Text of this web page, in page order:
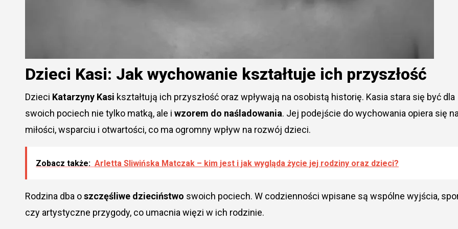
Dzieci Kasi: Jak wychowanie kształtuje ich przyszłość
Dzieci Katarzyny Kasi kształtują ich przyszłość oraz wpływają na osobistą historię. Kasia stara się być dla
swoich pociech nie tylko matką, ale i wzorem do naśladowania. Jej podejście do wychowania opiera się
miłości, wsparciu i otwartości, co ma ogromny wpływ na rozwój dzieci.
Zobacz także: Arletta Sliwińska Matczak – kim jest i jak wygląda życie jej rodziny oraz dzieci?
Rodzina dba oszczęśliwe dzieciństwo swoich pociech. W codzienności wpisane są wspólne wyjścia,
czy artystyczne przygody, co umacnia więzi w ich rodzinie.